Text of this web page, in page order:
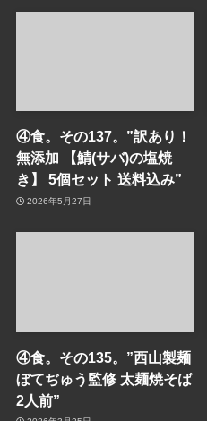
④食。その137。”訳あり！
無添加 【鯖(サバ)の塩焼
き】 5個セット 送料込み”
2026年5月27日
④食。その135。”西山製麺
ぼてぢゅう監修 太麺焼そば
2人前”